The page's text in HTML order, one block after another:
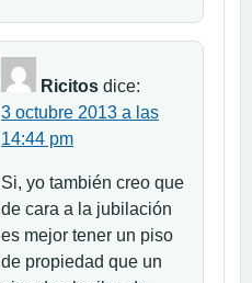
Ricitos dice:
3 octubre 2013 a las
14:44 pm
Si, yo también creo que
de cara a la jubilación
es mejor tener un piso
de propiedad que un